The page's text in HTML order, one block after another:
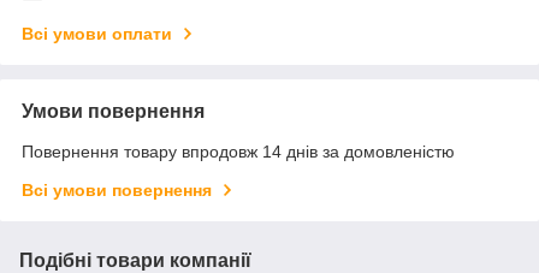
Всі умови оплати
Умови повернення
Повернення товару впродовж 14 днів за домовленістю
Всі умови повернення
Подібні товари компанії